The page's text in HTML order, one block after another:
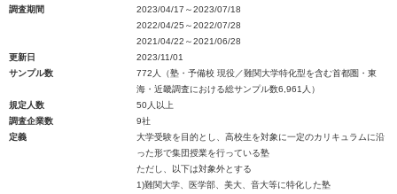
調査期間
2023/04/17～2023/07/18
2022/04/25～2022/07/28
2021/04/22～2021/06/28
更新日
2023/11/01
サンプル数
772人（塾・予備校 現役／難関大学特化型を含む首都圏・東
海・近畿調査における総サンプル数6,961人）
規定人数
50人以上
調査企業数
9社
定義
大学受験を目的とし、高校生を対象に一定のカリキュラムに沿
った形で集団授業を行っている塾
ただし、以下は対象外とする
1)難関大学、医学部、美大、音大等に特化した塾